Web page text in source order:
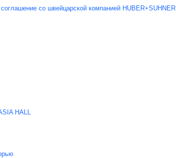
со швейцарской компанией HUBER+SUHNER
HALL